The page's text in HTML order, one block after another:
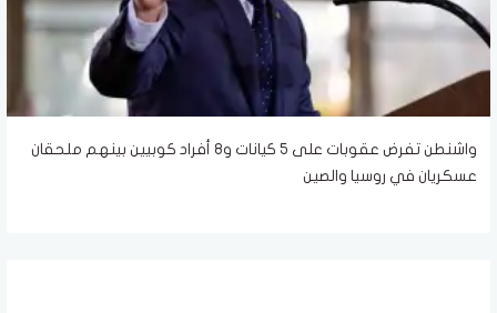
واشنطن تفرض عقوبات على 5 كيانات و8 أفراد كوبيين بينهم ملحقان
عسكريان في روسيا والصين